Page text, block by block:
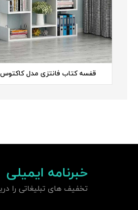
قفسه کتاب فانتزی مدل
خبرنامه ایمیلی
تخفیف های تبلیغاتی را